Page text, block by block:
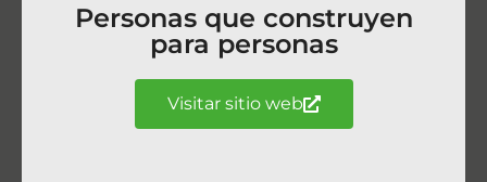
Personas que construyen
para personas
Visitar sitio web